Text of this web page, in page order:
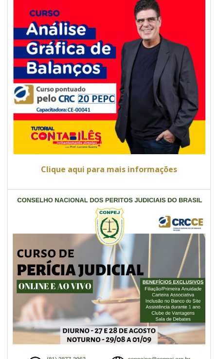
Clique aqui para mais informações